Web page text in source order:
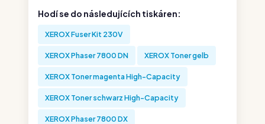
Hodí se do následujících tiskáren:
XEROX Fuser Kit 230V
XEROX Phaser 7800 DN XEROX Toner gelb
XEROX Toner magenta High-Capacity
XEROX Toner schwarz High-Capacity
XEROX Phaser 7800 DX